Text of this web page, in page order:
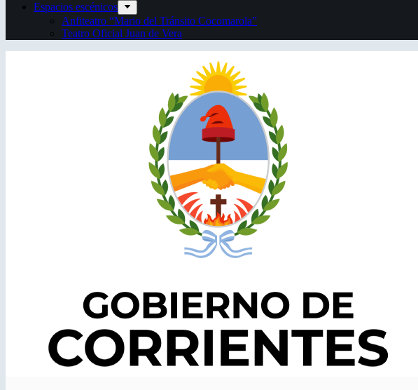
Espacios escénicos
Anfiteatro “Mario del Tránsito Cocomarola”
Teatro Oficial Juan de Vera